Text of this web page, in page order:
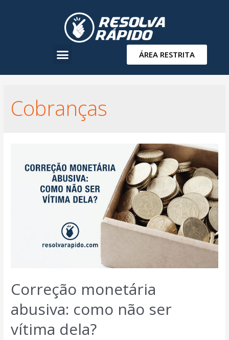
ÁREA RESTRITA
Cobranças
Correção monetária
abusiva: como não ser
vítima dela?